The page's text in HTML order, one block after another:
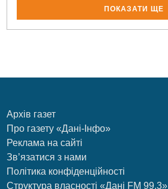
ПОКАЗАТИ ЩЕ
Архів газет
Про газету «Дані-Інфо»
Реклама на сайті
Зв’язатися з нами
Політика конфіденційності
Структура власності «Дані FM 99.3»